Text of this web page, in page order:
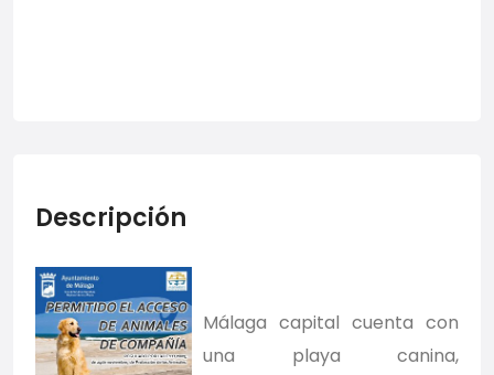
Descripción
Málaga capital cuenta con
una playa canina,